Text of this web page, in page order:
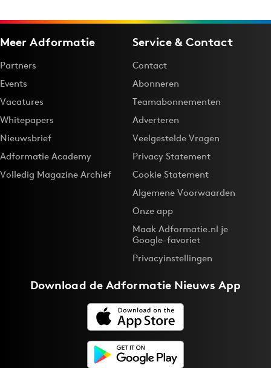
Meer Adformatie
Partners
Events
Vacatures
Whitepapers
Nieuwsbrief
Adformatie Academy
Volledig Magazine Archief
Service & Contact
Contact
Abonneren
Teamabonnementen
Adverteren
Veelgestelde Vragen
Privacy Statement
Cookie Statement
Algemene Voorwaarden
Onze app
Maak Adformatie.nl je
Google-favoriet
Privacyinstellingen
Download deAdformatie Nieuws App